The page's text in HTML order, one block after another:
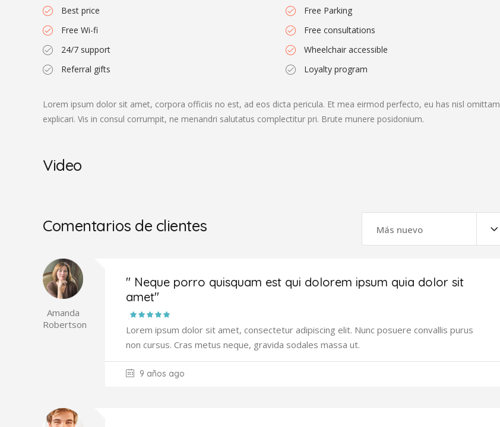
Best price
Free Wi-fi
24/7 support
Referral gifts
Free Parking
Free consultations
Wheelchair accessible
Loyalty program
Lorem ipsum dolor sit amet, corpora officiis no est, ad eos dicta pericula. Et mea eirmod perfecto, eu has nisl omittam
explicari. Vis in consul corrumpit, ne menandri salutatus complectitur pri. Brute munere posidonium.
Video
Comentarios de clientes Más nuevo
Amanda
Robertson
" Neque porro quisquam est qui dolorem ipsum quia dolor sit
amet"
Lorem ipsum dolor sit amet, consectetur adipiscing elit. Nunc posuere convallis purus
non cursus. Cras metus neque, gravida sodales massa ut.
9 años ago